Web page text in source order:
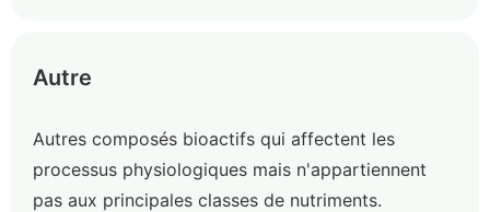
Autre
Autres composés bioactifs qui affectent les
processus physiologiques mais n'appartiennent
pas aux principales classes de nutriments.